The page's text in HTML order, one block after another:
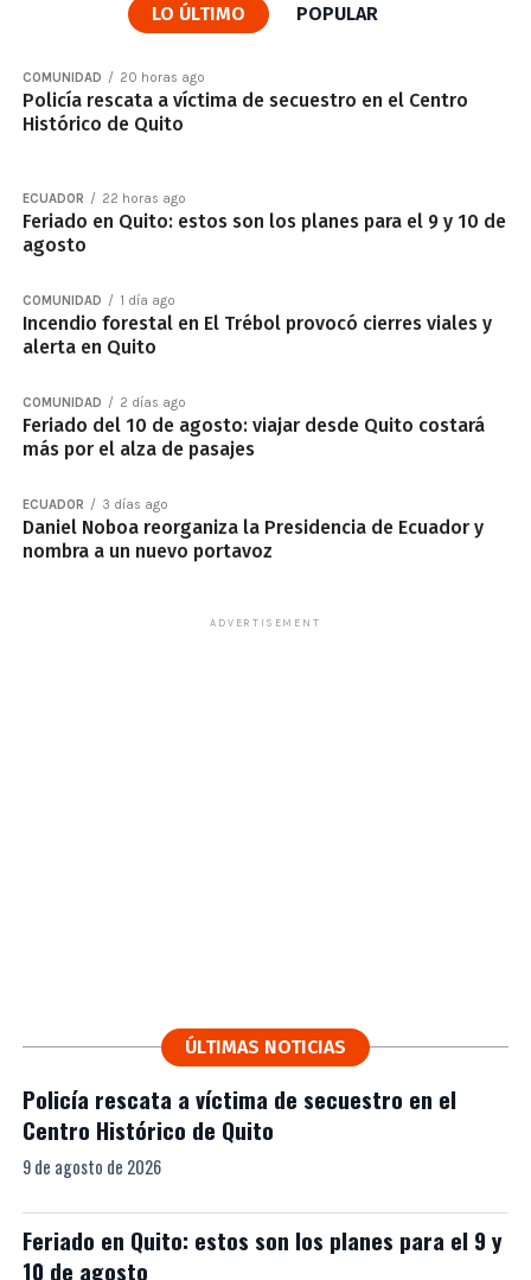
LO ÚLTIMO POPULAR
COMUNIDAD 20 horas ago
Policía rescata a víctima de secuestro en el Centro
Histórico de Quito
ECUADOR 22 horas ago
Feriado en Quito: estos son los planes para el 9 y 10 de
agosto
COMUNIDAD 1 día ago
Incendio forestal en El Trébol provocó cierres viales y
alerta en Quito
COMUNIDAD 2 días ago
Feriado del 10 de agosto: viajar desde Quito costará
más por el alza de pasajes
ECUADOR 3 días ago
Daniel Noboa reorganiza la Presidencia de Ecuador y
nombra a un nuevo portavoz
ADVERTISEMENT
ÚLTIMAS NOTICIAS
Policía rescata a víctima de secuestro en el
Centro Histórico de Quito
9 de agosto de 2026
Feriado en Quito: estos son los planes para el 9 y
10 de agosto